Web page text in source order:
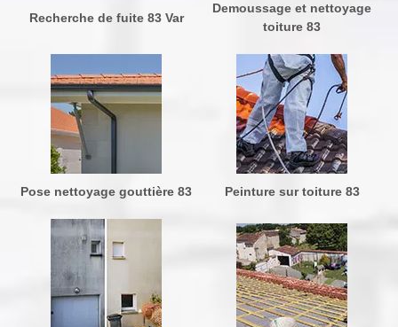
Recherche de fuite 83 Var
Demoussage et nettoyage
toiture 83
Pose nettoyage gouttière 83 Peinture sur toiture 83